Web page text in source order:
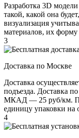
Разработка 3D
такой, какой она
визуализация
материалов, их форму
3
Доставка по Москве
Доставка
подъезда. Доставка
МКАД — 25 руб/км.
единицу упаковки на
4